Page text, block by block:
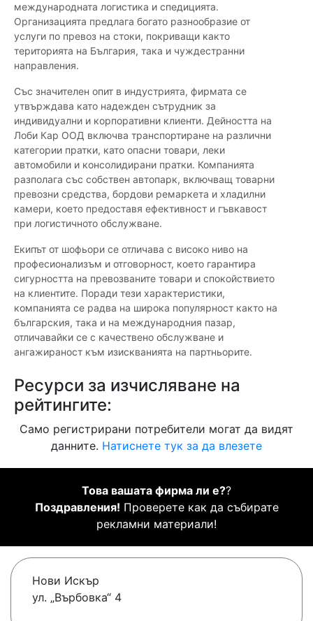
международната логистика и спедицията.
Организацията предлага богато разнообразие от
услуги по превоз на стоки, покриващи както
територията на България, така и чуждестранни
направления.
Със значителен опит в индустрията, фирмата се
утвърждава като надежден сътрудник за
индивидуални и корпоративни клиенти. Дейността на
Лоби Кар ООД включва транспортиране на различни
категории пратки, като опасни товари, леки
автомобили и консолидирани пратки. Компанията
разполага със собствен автопарк, включващ товарни
превозни средства, бордови ремаркета и хладилни
камери, което предоставя ефективност и гъвкавост
при логистичното обслужване.
Екипът от шофьори се отличава с високо ниво на
професионализъм и отговорност, което гарантира
сигурността на превозваните товари и спокойствието
на клиентите. Поради тези характеристики,
компанията се радва на широка популярност както на
българския, така и на международния пазар,
отличавайки се с качествено обслужване и
ангажираност към изискванията на партньорите.
Ресурси за изчисляване на
рейтингите:
Само регистрирани потребители могат да видят
данните. Натиснете тук за да влезете
Това вашата фирма ли е??
Поздравления! Проверете как да събирате
рекламни материали!
Нови Искър
ул. „Върбовка“ 4